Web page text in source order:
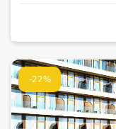
-22%